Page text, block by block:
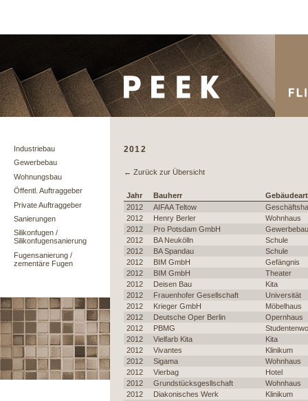
Industriebau
Gewerbebau
Wohnungsbau
Öffentl. Auftraggeber
Private Auftraggeber
Sanierungen
Silikonfugen /
Silikonfugensanierung
Fugensanierung /
zementäre Fugen
2012
← Zurück zur Übersicht
Jahr Bauherr
Gebäudeart
2012
AIFAA Teltow
2012
Henry Berler
Wohnhaus
2012
Pro Potsdam GmbH
Gewerbebau
2012
BA Neukölln
Schule
2012
BA Spandau
Schule
2012
BIM GmbH
Gefängnis
2012
BIM GmbH
Theater
2012
Deisen Bau
Kita
2012
Frauenhofer Gesellschaft
Universität
2012
Krieger GmbH
Möbelhaus
2012
Deutsche Oper Berlin
Opernhaus
2012
PBMG
2012
Vielfarb Kita
Kita
2012
Vivantes
Klinikum
2012
Sigama
Wohnhaus
2012
Vierbag
Hotel
2012
Grundstücksgesllschaft
Wohnhaus
2012
Diakonisches Werk
Klinikum